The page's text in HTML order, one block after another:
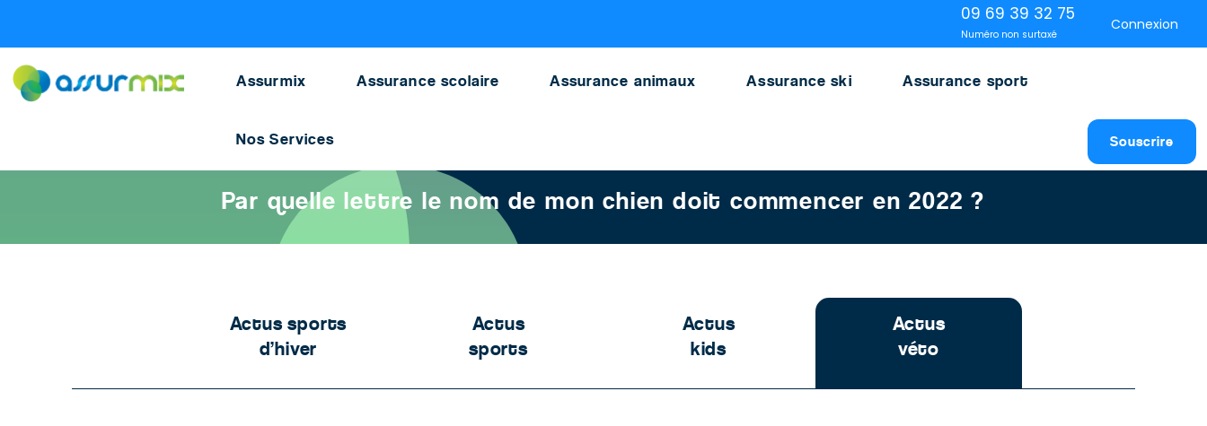
Connexion
09 69 39 32 75
Numéro non surtaxé
Assurmix Assurance scolaire Assurance animaux Assurance ski Assurance sport
Nos Services Souscrire
Par quelle lettre le nom de mon chien doit commencer en 2022 ?
Actus sports
d’hiver
Actus
sports
Actus
kids
Actus
véto